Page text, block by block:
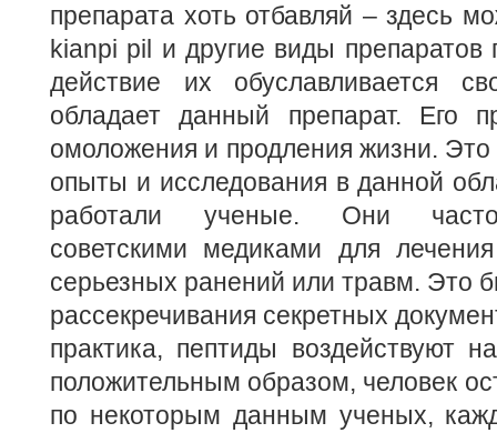
препарата хоть отбавляй – здесь
kianpi pil и другие виды
действие их обуславливается
обладает данный препарат. Его
омоложения и продления жизни.
опыты и исследования в данной
работали ученые. Они часто
советскими медиками для
серьезных ранений или травм. Это
рассекречивания секретных
практика, пептиды воздействуют
положительным образом, человек
по некоторым данным ученых,